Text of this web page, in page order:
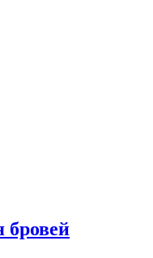
бровей